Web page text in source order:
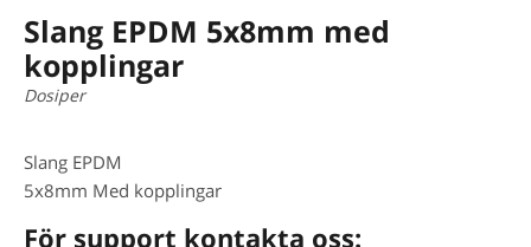
Slang EPDM 5x8mm med
kopplingar
Dosiper
Slang EPDM
5x8mm Med kopplingar
För support kontakta oss: